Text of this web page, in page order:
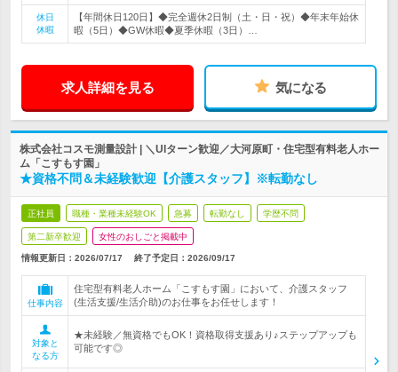
休日
休暇
【年間休日120日】◆完全週休2日制（土・日・祝）◆年末年始休
暇（5日）◆GW休暇◆夏季休暇（3日）…
求人詳細を見る 気になる
株式会社コスモ測量設計 | ＼UIターン歓迎／大河原町・住宅型有料老人ホー
ム「こすもす園」
★資格不問＆未経験歓迎【介護スタッフ】※転勤なし
正社員 職種・業種未経験OK 急募 転勤なし 学歴不問
第二新卒歓迎 女性のおしごと掲載中
情報更新日：2026/07/17 終了予定日： 2026/09/17
仕事内容
住宅型有料老人ホーム「こすもす園」において、介護スタッフ
(生活支援/生活介助)のお仕事をお任せします！
対象と
なる方
★未経験／無資格でもOK！資格取得支援あり♪ステップアップも
可能です◎